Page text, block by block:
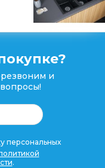
и
персональных
.